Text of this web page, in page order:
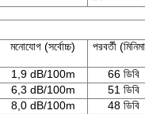
মনোযোগ (সর্বোচ্চ) পরবর্তী
1,9 dB/100m 66 ডিবি
6,3 dB/100m 51 ডিবি
8,0 dB/100m 48 ডিবি